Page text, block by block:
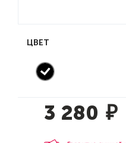
ЦВЕТ
3 280 ₽